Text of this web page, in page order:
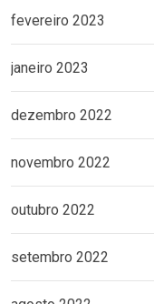
fevereiro 2023
janeiro 2023
dezembro 2022
novembro 2022
outubro 2022
setembro 2022